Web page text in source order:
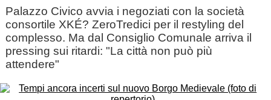
Palazzo Civico avvia i negoziati con la società
consortile XKÉ? ZeroTredici per il restyling del
complesso. Ma dal Consiglio Comunale arriva il
pressing sui ritardi: "La città non può più
attendere"